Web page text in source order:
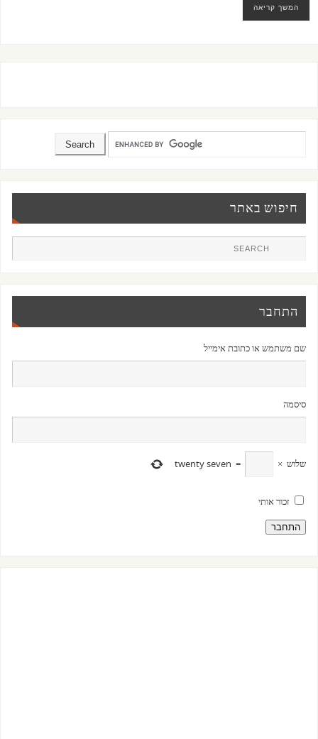
המשך קריאה
חיפוש באתר
התחבר
שם משתמש או כתובת אימייל
סיסמה
שלוש ×
=
twenty seven
זכור אותי
התחבר